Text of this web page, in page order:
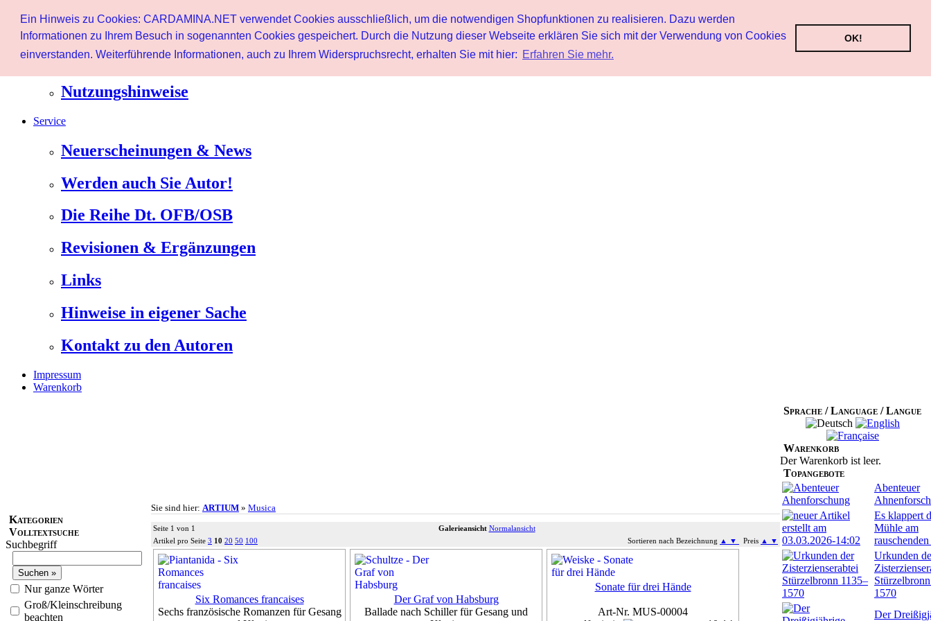
Ein Hinweis zu Cookies: CARDAMINA.NET verwendet Cookies ausschließlich, um die notwendigen Shopfunktionen zu realisieren. Dazu werden
Informationen zu Ihrem Besuch in sogenannten Cookies gespeichert. Durch die Nutzung dieser Webseite erklären Sie sich mit der Verwendung von Cookies
einverstanden. Weiterführende Informationen, auch zu Ihrem Widerspruchsrecht, erhalten Sie mit hier: Erfahren Sie mehr.
OK!
Start
Benutzer
Newsletter
Nutzungshinweise
Service
Neuerscheinungen & News
Werden auch Sie Autor!
Die Reihe Dt. OFB/OSB
Revisionen & Ergänzungen
Links
Hinweise in eigener Sache
Kontakt zu den Autoren
Impressum
Warenkorb
Kategorien
Volltextsuche
Suchbegriff
Nur ganze Wörter
Groß/Kleinschreibung
beachten
Sie sind hier: ARTIUM » Musica
Seite 1 von 1 Galerieansicht Normalansicht
Artikel pro Seite 3 10 20 50 100 Sortieren nach Bezeichnung ▲ ▼ Preis ▲ ▼
Six Romances francaises
Sechs französische Romanzen für Gesang
Der Graf von Habsburg
Ballade nach Schiller für Gesang und
Sonate für drei Hände
Art-Nr. MUS-00004
Sprache / Language / Langue
Warenkorb
Der Warenkorb ist leer.
Topangebote
Abenteuer
Es klappert
Mühle am
Urkunden
1570
Der